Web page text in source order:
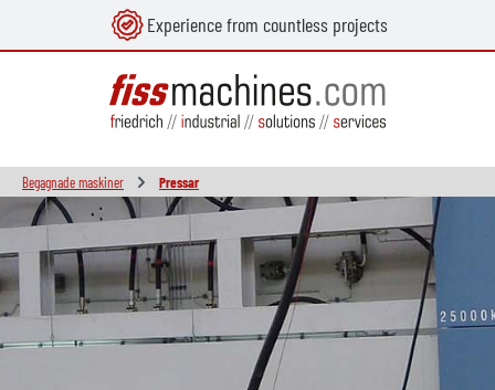
Experience from countless projects
Begagnade maskiner Pressar